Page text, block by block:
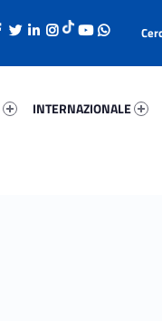
INTERNAZIONALE